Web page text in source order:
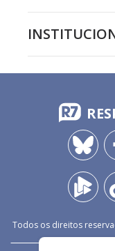
Todos os direitos